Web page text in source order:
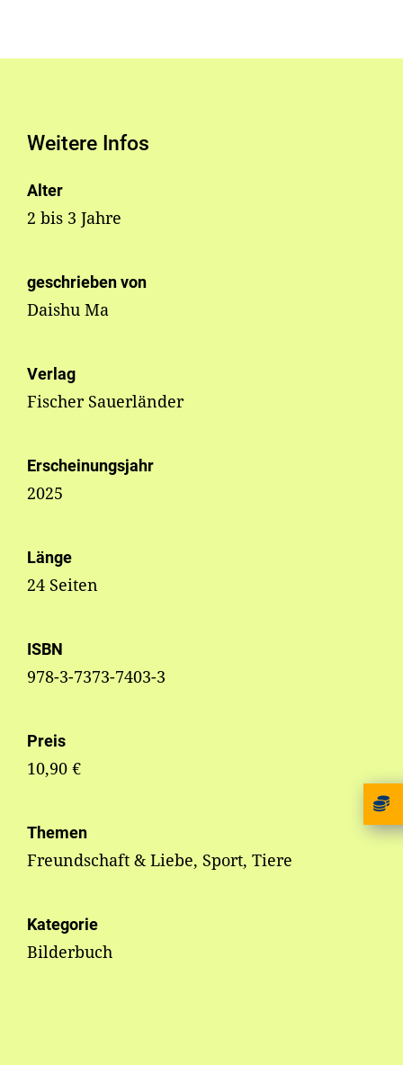
Weitere Infos
Alter
2 bis 3 Jahre
geschrieben von
Daishu Ma
Verlag
Fischer Sauerländer
Erscheinungsjahr
2025
Länge
24 Seiten
ISBN
978-3-7373-7403-3
Preis
10,90 €
Themen
Freundschaft & Liebe, Sport, Tiere
Kategorie
Bilderbuch